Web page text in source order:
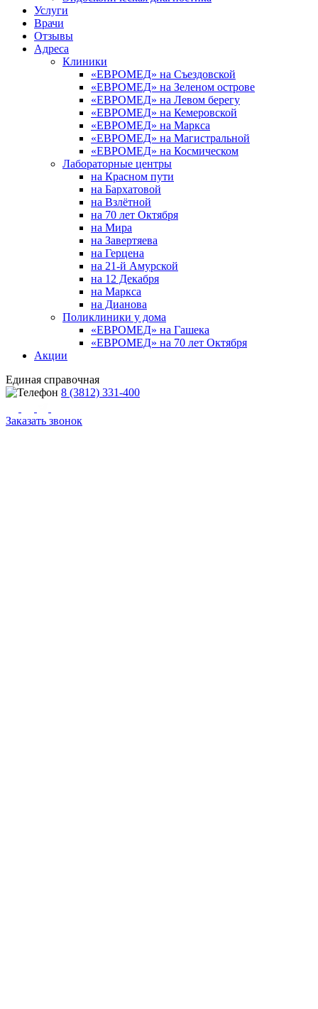
Услуги
Врачи
Отзывы
Адреса
Клиники
«ЕВРОМЕД» на Съездовской
«ЕВРОМЕД» на Зеленом острове
«ЕВРОМЕД» на Левом берегу
«ЕВРОМЕД» на Кемеровской
«ЕВРОМЕД» на Маркса
«ЕВРОМЕД» на Магистральной
«ЕВРОМЕД» на Космическом
Лабораторные центры
на Красном пути
на Бархатовой
на Взлётной
на 70 лет Октября
на Мира
на Завертяева
на Герцена
на 21-й Амурской
на 12 Декабря
на Маркса
на Дианова
Поликлиники у дома
«ЕВРОМЕД» на Гашека
«ЕВРОМЕД» на 70 лет Октября
Акции
Единая справочная
8 (3812) 331-400
Заказать звонок